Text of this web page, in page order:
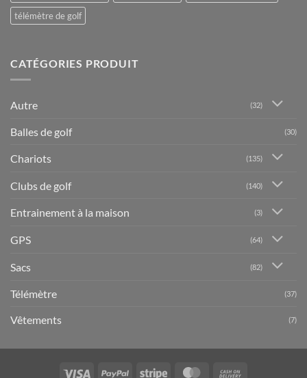
télémètre de golf
CATÉGORIES PRODUIT
Autre (32)
Balles de golf (30)
Chariots (135)
Clubs de golf (140)
Entrainement à la maison (3)
GPS (64)
Sacs (82)
Télémètre (37)
Vêtements (7)
Visa PayPal Stripe MasterCard